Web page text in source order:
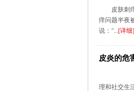
皮肤
痒问题半夜
说："...[详细]
皮炎的危
皮炎
理和社交生